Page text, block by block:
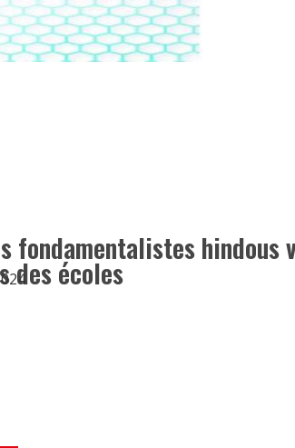
fondamentalistes hindous
des écoles